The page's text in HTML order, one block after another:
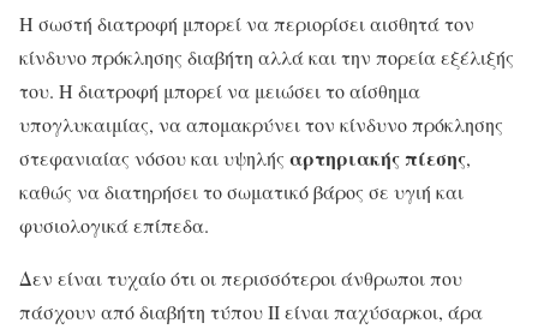
Η σωστή διατροφή μπορεί να περιορίσει αισθητά τον
κίνδυνο πρόκλησης διαβήτη αλλά και την πορεία εξέλιξής
του. Η διατροφή μπορεί να μειώσει το αίσθημα
υπογλυκαιμίας, να απομακρύνει τον κίνδυνο πρόκλησης
στεφανιαίας νόσου και υψηλής αρτηριακής πίεσης,
καθώς να διατηρήσει το σωματικό βάρος σε υγιή και
φυσιολογικά επίπεδα.
Δεν είναι τυχαίο ότι οι περισσότεροι άνθρωποι που
πάσχουν από διαβήτη τύπου ΙΙ είναι παχύσαρκοι, άρα